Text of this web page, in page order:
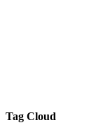
Tag Cloud